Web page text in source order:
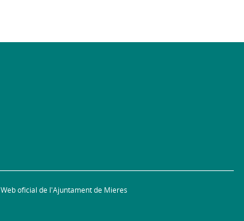
Web oficial de l'Ajuntament de Mieres